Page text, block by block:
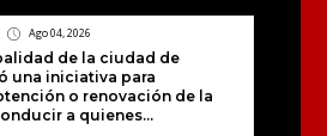
Ago 04, 2026
de la ciudad de
una iniciativa para
o renovación de la
a quienes...